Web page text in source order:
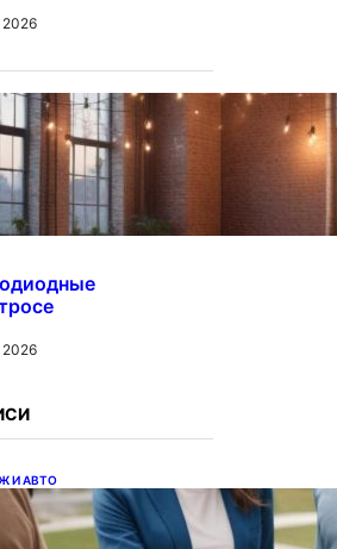
2026
2026
И АВТО
на новостройки
оформлении